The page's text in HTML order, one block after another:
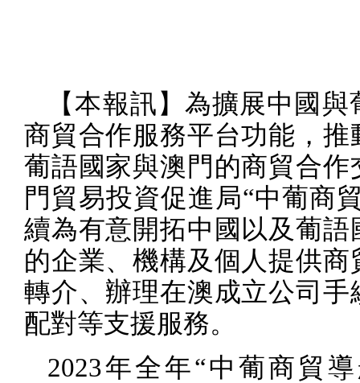
【本報訊】為擴展中國
商貿合作服務平台功能，推
葡語國家與澳門的商貿合作
門貿易投資促進局“中葡商
續為有意開拓中國以及葡語
的企業、機構及個人提供商
轉介、辦理在澳成立公司手
配對等支援服務。
2023年全年“中葡商貿